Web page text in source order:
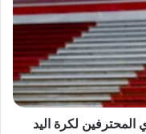
المحترفين لكرة اليد